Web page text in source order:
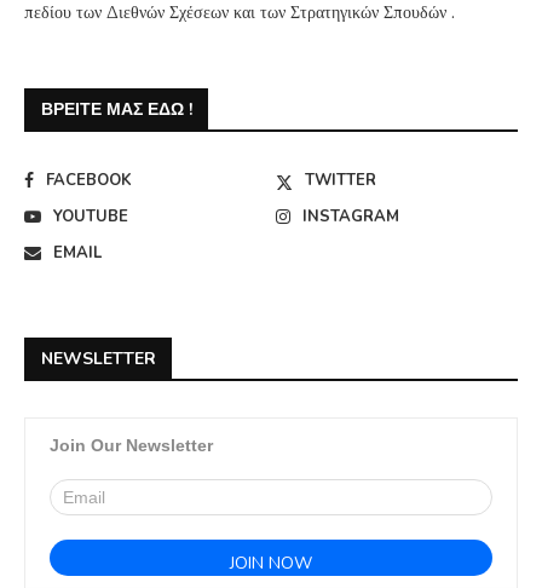
πεδίου των Διεθνών Σχέσεων και των Στρατηγικών Σπουδών .
ΒΡΕΊΤΕ ΜΑΣ ΕΔΏ !
FACEBOOK
TWITTER
YOUTUBE
INSTAGRAM
EMAIL
NEWSLETTER
Join Our Newsletter